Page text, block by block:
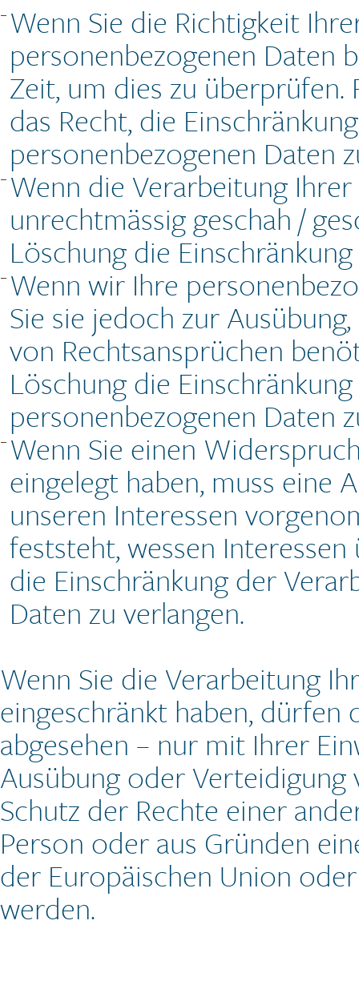
Wenn Sie die Richtigkeit
personenbezogenen Daten
Zeit, um dies zu
das Recht, die
personenbezogenen Daten
Wenn die Verarbeitung
unrechtmässig geschah /
Löschung die
Wenn wir Ihre
Sie sie jedoch zur
von Rechtsansprüchen
Löschung die
personenbezogenen Daten
Wenn Sie einen
eingelegt haben, muss eine
unseren Interessen
feststeht, wessen
die Einschränkung der
Daten zu verlangen.
Wenn Sie die Verarbeitung
eingeschränkt haben, dürfen
abgesehen – nur mit Ihrer
Ausübung oder
Schutz der Rechte einer
Person oder aus Gründen
der Europäischen Union
werden.